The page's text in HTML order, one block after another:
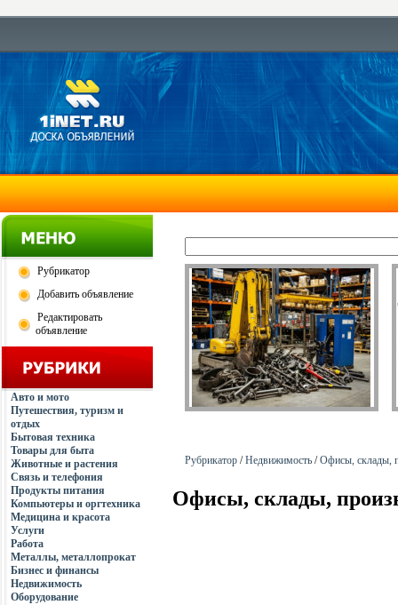
Рубрикатор
Добавить объявление
Редактировать
объявление
Авто и мото
Путешествия, туризм и
отдых
Бытовая техника
Товары для быта
Животные и растения
Связь и телефония
Продукты питания
Компьютеры и оргтехника
Медицина и красота
Услуги
Работа
Металлы, металлопрокат
Бизнес и финансы
Недвижимость
Оборудование
Рубрикатор /Недвижимость /Офисы, склады,
Офисы, склады,